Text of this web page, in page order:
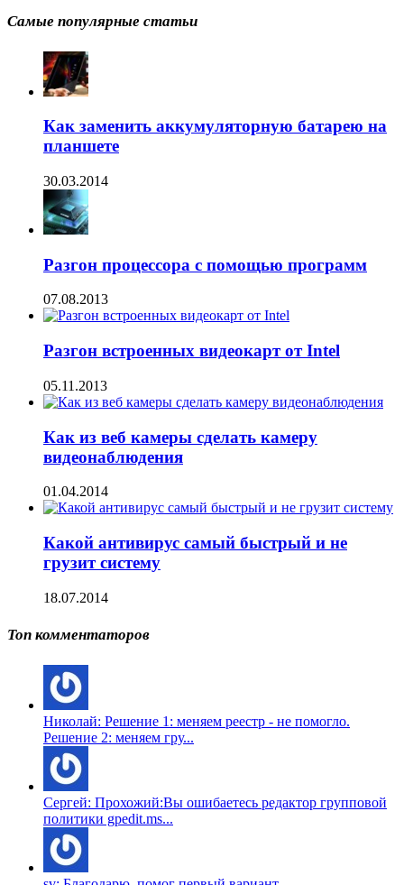
Самые популярные статьи
Как заменить аккумуляторную батарею на
планшете
30.03.2014
Разгон процессора с помощью программ
07.08.2013
Разгон встроенных видеокарт от Intel
05.11.2013
Как из веб камеры сделать камеру
видеонаблюдения
01.04.2014
Какой антивирус самый быстрый и не
грузит систему
18.07.2014
Топ комментаторов
Николай: Решение 1: меняем реестр - не помогло.
Решение 2: меняем гру...
Сергей: Прохожий:Вы ошибаетесь редактор групповой
политики gpedit.ms...